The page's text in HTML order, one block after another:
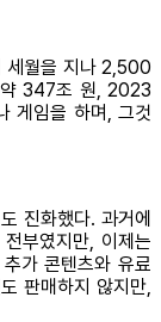
세월을 지나 2,500
약 347조 원, 2023
게임을 하며, 그것
진화했다. 과거에
부였지만, 이제는
가 콘텐츠와 유료
판매하지 않지만,